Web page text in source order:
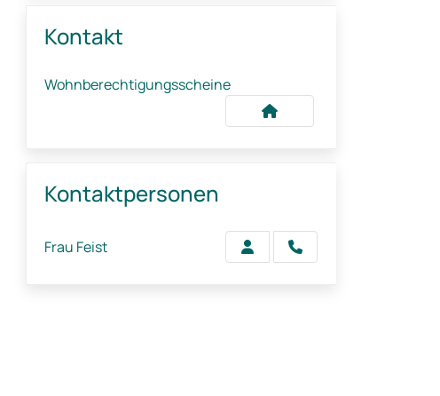
Kontakt
Wohnberechtigungsscheine
Kontaktpersonen
Frau Feist